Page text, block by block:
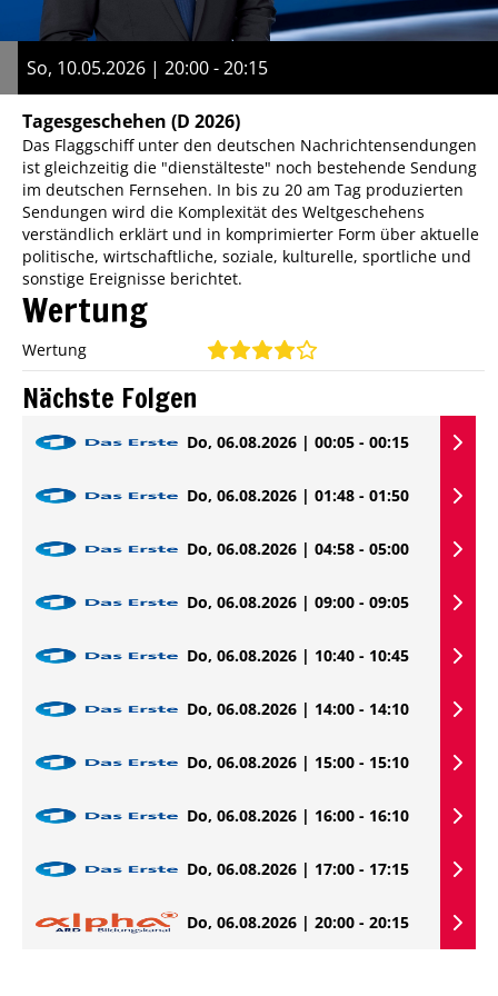
So, 10.05.2026 | 20:00 - 20:15
Tagesgeschehen (D 2026)
Das Flaggschiff unter den deutschen Nachrichtensendungen
ist gleichzeitig die "dienstälteste" noch bestehende Sendung
im deutschen Fernsehen. In bis zu 20 am Tag produzierten
Sendungen wird die Komplexität des Weltgeschehens
verständlich erklärt und in komprimierter Form über aktuelle
politische, wirtschaftliche, soziale, kulturelle, sportliche und
sonstige Ereignisse berichtet.
Wertung
Wertung
Nächste Folgen
Do, 06.08.2026 | 00:05 - 00:15
Do, 06.08.2026 | 01:48 - 01:50
Do, 06.08.2026 | 04:58 - 05:00
Do, 06.08.2026 | 09:00 - 09:05
Do, 06.08.2026 | 10:40 - 10:45
Do, 06.08.2026 | 14:00 - 14:10
Do, 06.08.2026 | 15:00 - 15:10
Do, 06.08.2026 | 16:00 - 16:10
Do, 06.08.2026 | 17:00 - 17:15
Do, 06.08.2026 | 20:00 - 20:15